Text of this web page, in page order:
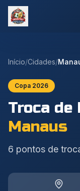
Início/Cidades/
Copa 2026
Troca de
Manaus
6 pontos de